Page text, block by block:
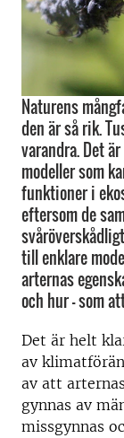
Naturens
den är så rik.
varandra. Det
modeller som
funktioner i
eftersom de
till enklare
arternas
och hur – som
Det är helt
av
av att
gynnas av
missgynnas